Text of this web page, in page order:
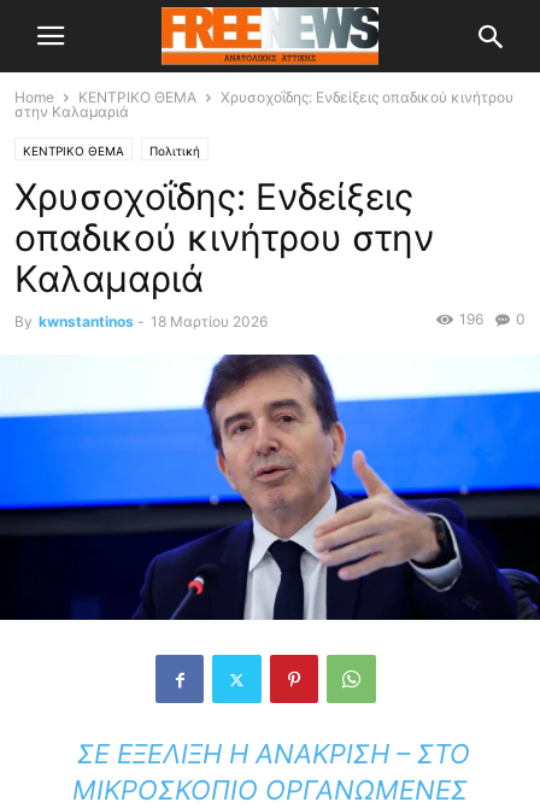
Home ΚΕΝΤΡΙΚΟ ΘΕΜΑ
Χρυσοχοΐδης: Ενδείξεις οπαδικού κινήτρου
στην Καλαμαριά
ΚΕΝΤΡΙΚΟ ΘΕΜΑ Πολιτική
Χρυσοχοΐδης: Ενδείξεις
οπαδικού κινήτρου στην
Καλαμαριά
By kwnstantinos - 18 Μαρτίου 2026 0
196
ΣΕ ΕΞΈΛΙΞΗ Η ΑΝΆΚΡΙΣΗ – ΣΤΟ
ΜΙΚΡΟΣΚΌΠΙΟ ΟΡΓΑΝΩΜΈΝΕΣ